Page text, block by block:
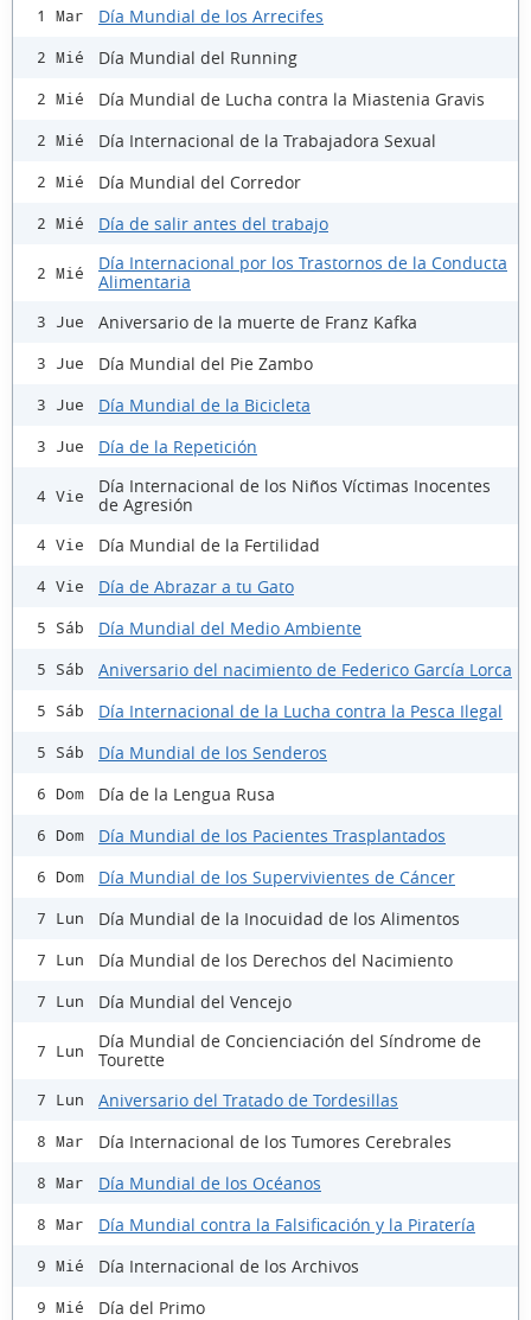
1 Mar Día Mundial de los Arrecifes
2 Mié Día Mundial del Running
2 Mié Día Mundial de Lucha contra la Miastenia Gravis
2 Mié Día Internacional de la Trabajadora Sexual
2 Mié Día Mundial del Corredor
2 Mié Día de salir antes del trabajo
2 Mié
Día Internacional por los Trastornos de la Conducta
Alimentaria
3 Jue Aniversario de la muerte de Franz Kafka
3 Jue Día Mundial del Pie Zambo
3 Jue Día Mundial de la Bicicleta
3 Jue Día de la Repetición
4 Vie
Día Internacional de los Niños Víctimas Inocentes
de Agresión
4 Vie Día Mundial de la Fertilidad
4 Vie Día de Abrazar a tu Gato
5 Sáb Día Mundial del Medio Ambiente
5 Sáb Aniversario del nacimiento de Federico García Lorca
5 Sáb Día Internacional de la Lucha contra la Pesca Ilegal
5 Sáb Día Mundial de los Senderos
6 Dom Día de la Lengua Rusa
6 Dom Día Mundial de los Pacientes Trasplantados
6 Dom Día Mundial de los Supervivientes de Cáncer
7 Lun Día Mundial de la Inocuidad de los Alimentos
7 Lun Día Mundial de los Derechos del Nacimiento
7 Lun Día Mundial del Vencejo
7 Lun
Día Mundial de Concienciación del Síndrome de
Tourette
7 Lun Aniversario del Tratado de Tordesillas
8 Mar Día Internacional de los Tumores Cerebrales
8 Mar Día Mundial de los Océanos
8 Mar Día Mundial contra la Falsificación y la Piratería
9 Mié Día Internacional de los Archivos
9 Mié Día del Primo